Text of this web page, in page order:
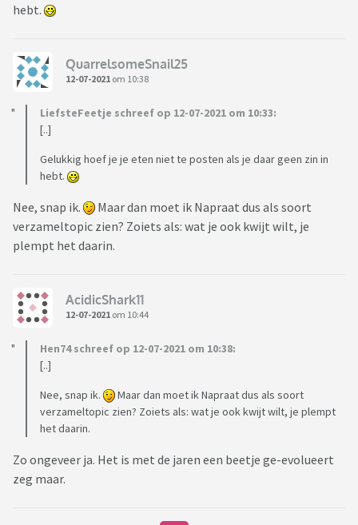
hebt.
QuarrelsomeSnail25
12-07-2021 om 10:38
LiefsteFeetje schreef op 12-07-2021 om 10:33:
[..]
Gelukkig hoef je je eten niet te posten als je daar geen zin in
hebt.
Nee, snap ik.
Maar dan moet ik Napraat dus als soort
verzameltopic zien? Zoiets als: wat je ook kwijt wilt, je
plempt het daarin.
AcidicShark11
12-07-2021 om 10:44
Hen74 schreef op 12-07-2021 om 10:38:
[..]
Nee, snap ik.
Maar dan moet ik Napraat dus als soort
verzameltopic zien? Zoiets als: wat je ook kwijt wilt, je plempt
het daarin.
Zo ongeveer ja. Het is met de jaren een beetje ge-evolueert
zeg maar.